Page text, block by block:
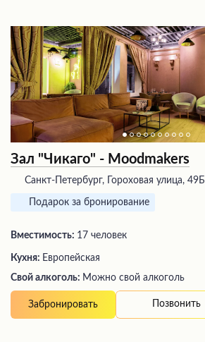
Зал "Чикаго" - Moodmakers
Санкт-Петербург, Гороховая улица, 49Б
Подарок за бронирование
Вместимость: 17 человек
Кухня: Европейская
Свой алкоголь: Можно свой алкоголь
Забронировать Позвонить